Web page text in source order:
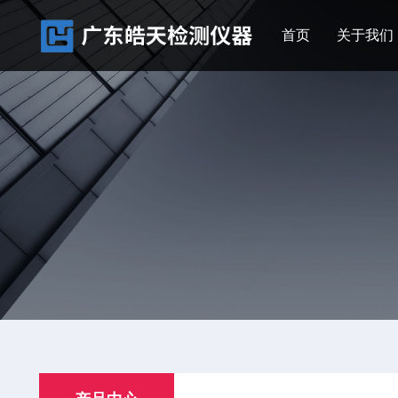
首页 关于我们